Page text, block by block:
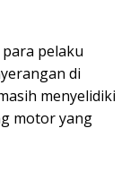
pelaku
di
menyelidiki
motor yang